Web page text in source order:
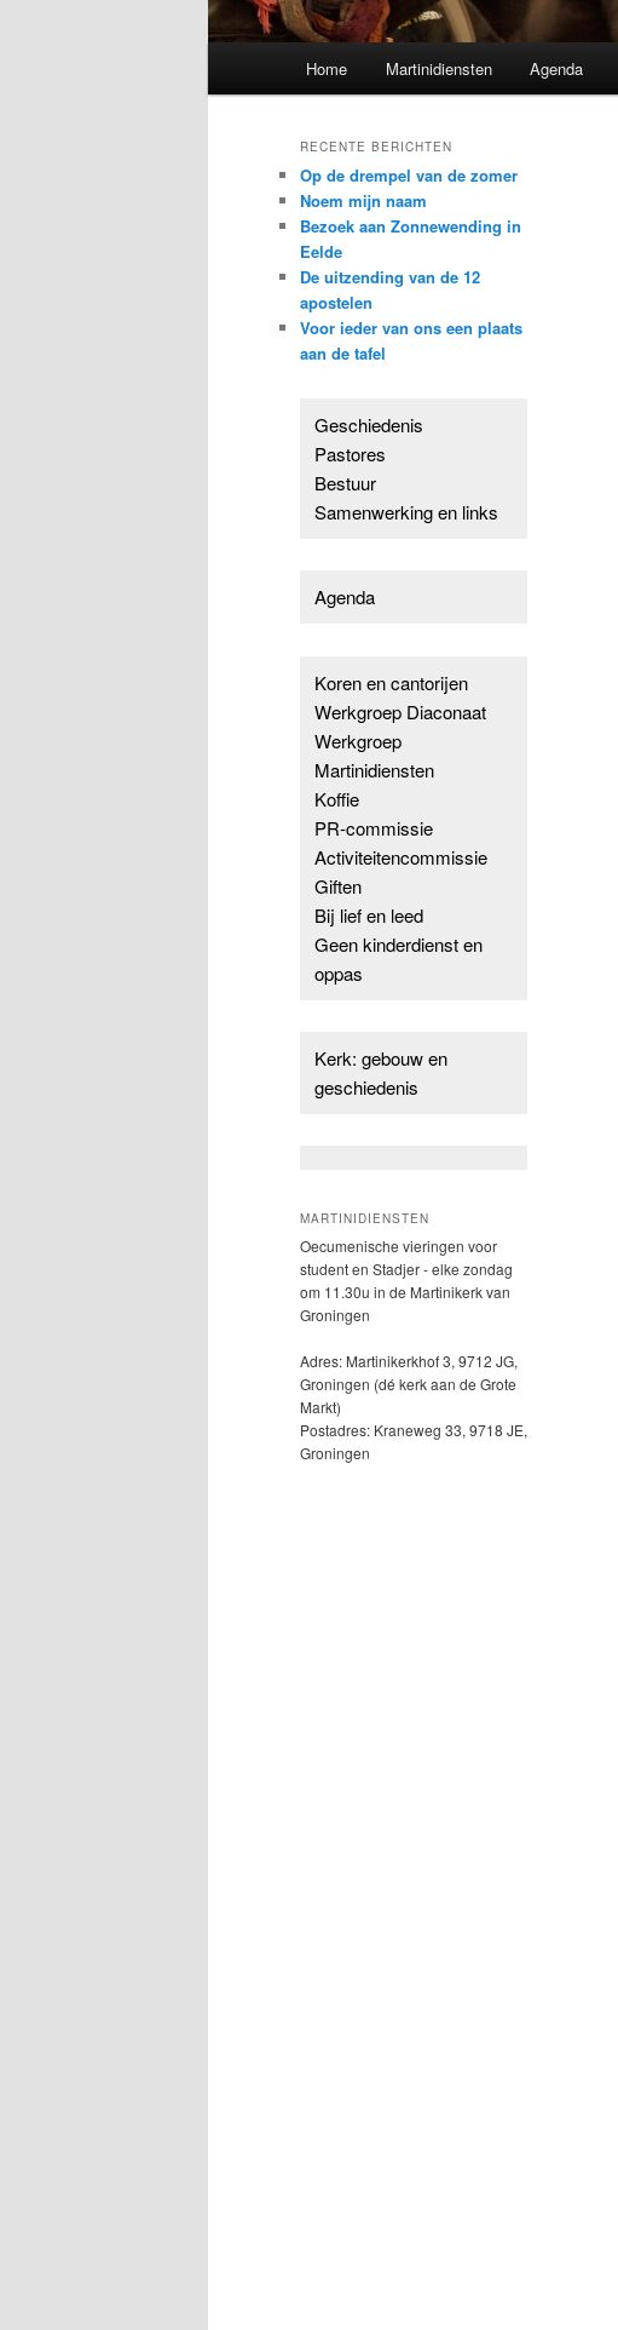
Home Martinidiensten Agenda
RECENTE BERICHTEN
Op de drempel van de zomer
Noem mijn naam
Bezoek aan Zonnewending in
Eelde
De uitzending van de 12
apostelen
Voor ieder van ons een plaats
aan de tafel
Geschiedenis
Pastores
Bestuur
Samenwerking en links
Agenda
Koren en cantorijen
Werkgroep Diaconaat
Werkgroep
Martinidiensten
Koffie
PR-commissie
Activiteitencommissie
Giften
Bij lief en leed
Geen kinderdienst en
oppas
Kerk: gebouw en
geschiedenis
MARTINIDIENSTEN
Oecumenische vieringen voor
student en Stadjer - elke zondag
om 11.30u in de Martinikerk van
Groningen
Adres: Martinikerkhof 3, 9712 JG,
Groningen (dé kerk aan de Grote
Markt)
Postadres: Kraneweg 33, 9718 JE,
Groningen